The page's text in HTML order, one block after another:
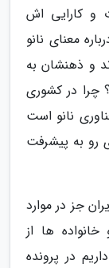
و کارایی اش
معنای نانو
و ذهنشان به
چرا در کشوری
نانو است
رو به پیشرفت
جز در موارد
ها از
در پرونده